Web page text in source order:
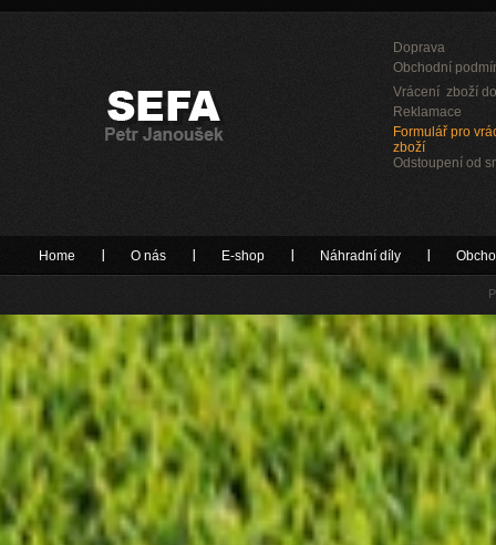
Doprava
Obchodní
Vrácení zboží
Reklamace
Formulář pro
zboží
Odstoupení od
Home O nás E-shop Náhradní díly